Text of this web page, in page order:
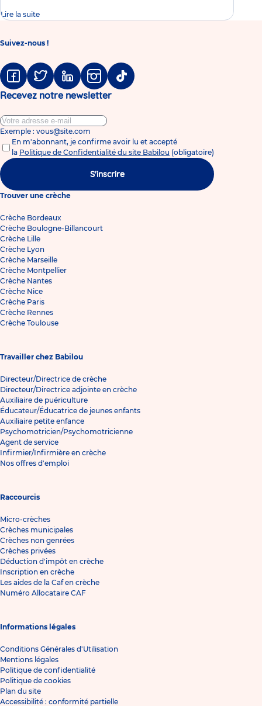
Lire la suite
Suivez-nous !
FacebookTwitter LinkedinInstagramTiktok
Recevez notre newsletter
Exemple : vous@site.com
En m'abonnant, je confirme avoir lu et accepté
la Politique de Confidentialité du site Babilou (obligatoire)
S'inscrire
Trouver une crèche
Crèche Bordeaux
Crèche Boulogne-Billancourt
Crèche Lille
Crèche Lyon
Crèche Marseille
Crèche Montpellier
Crèche Nantes
Crèche Nice
Crèche Paris
Crèche Rennes
Crèche Toulouse
Travailler chez Babilou
Directeur/Directrice de crèche
Directeur/Directrice adjointe en crèche
Auxiliaire de puériculture
Éducateur/Éducatrice de jeunes enfants
Auxiliaire petite enfance
Psychomotricien/Psychomotricienne
Agent de service
Infirmier/Infirmière en crèche
Nos offres d'emploi
Raccourcis
Micro-crèches
Crèches municipales
Crèches non genrées
Crèches privées
Déduction d'impôt en crèche
Inscription en crèche
Les aides de la Caf en crèche
Numéro Allocataire CAF
Informations légales
Conditions Générales d'Utilisation
Mentions légales
Politique de confidentialité
Politique de cookies
Plan du site
Accessibilité : conformité partielle